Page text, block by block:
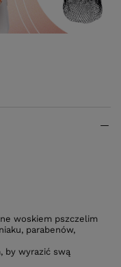
woskiem pszczelim
parabenów,
by wyrazić swą